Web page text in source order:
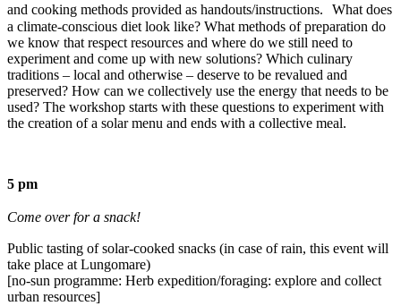
and cooking methods provided as handouts/instructions. What does
a climate-conscious diet look like? What methods of preparation do
we know that respect resources and where do we still need to
experiment and come up with new solutions? Which culinary
traditions – local and otherwise – deserve to be revalued and
preserved? How can we collectively use the energy that needs to be
used? The workshop starts with these questions to experiment with
the creation of a solar menu and ends with a collective meal.
5 pm
Come over for a snack!
Public tasting of solar-cooked snacks (in case of rain, this event will
take place at Lungomare)
[no-sun programme: Herb expedition/foraging: explore and collect
urban resources]